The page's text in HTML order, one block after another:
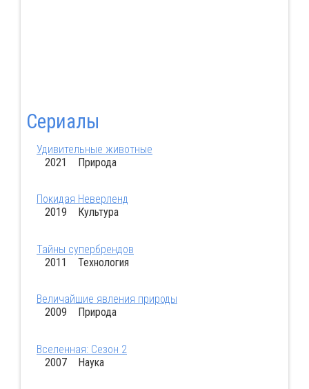
Сериалы
Удивительные животные
2021 Природа
Покидая Неверленд
2019 Культура
Тайны супербрендов
2011 Технология
Величайшие явления природы
2009 Природа
Вселенная: Сезон 2
2007 Наука